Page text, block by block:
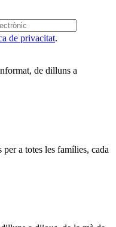
de privacitat.
de dilluns a
a totes les famílies, cada